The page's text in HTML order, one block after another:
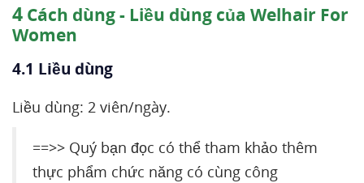
4 Cách dùng - Liều dùng của Welhair For
Women
4.1 Liều dùng
Liều dùng: 2 viên/ngày.
==>> Quý bạn đọc có thể tham khảo thêm
thực phẩm chức năng có cùng công